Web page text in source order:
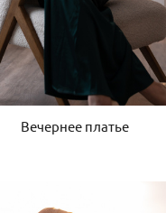
Вечернее платье